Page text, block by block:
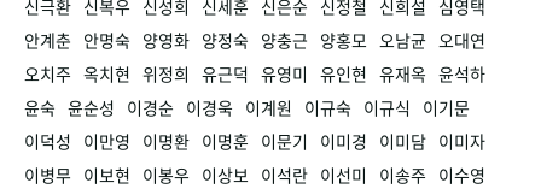
신극환 신복우 신성희 신세훈 신은순 신정철 신희설
심영택
안계춘 안명숙 양영화 양정숙 양충근 양홍모 오남균 오대연
오치주 옥치현 위정희 유근덕 유영미 유인현 유재옥 윤석하
윤숙 윤순성 이경순 이경욱 이계원 이규숙 이규식
이기문
이덕성
이만영 이명환 이명훈 이문기 이미경 이미담 이미자
이병무 이보현 이봉우 이상보 이석란 이선미 이송주 이수영